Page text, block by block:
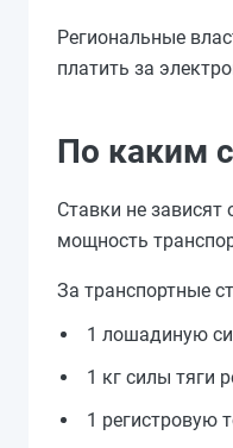
Региональные
платить за
По каким
Ставки не
мощность
За транспортные
1 лошадиную
1 кг силы тяги
1 регистровую